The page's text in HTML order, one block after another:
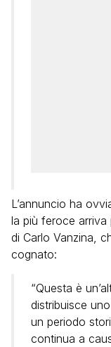
L’annuncio ha
la più feroce arriva
di Carlo Vanzina,
cognato:
“Questa è
distribuisce
un periodo
continua a